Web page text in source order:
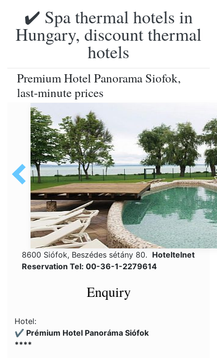
✔️ Spa thermal hotels in
Hungary, discount thermal
hotels
Premium Hotel Panorama Siofok,
last-minute prices
8600 Siófok, Beszédes sétány 80. Hoteltelnet
Reservation Tel: 00-36-1-2279614
Enquiry
Hotel:
✔️ Prémium Hotel Panoráma Siófok
****